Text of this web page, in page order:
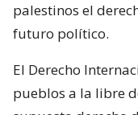
palestinos el
futuro político.
El Derecho
pueblos a la libre